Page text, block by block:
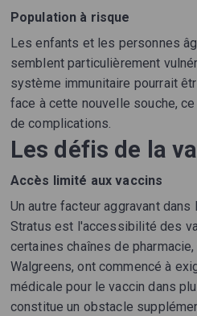
Population à risque
Les enfants et les personnes
semblent particulièrement
système immunitaire pourrait
face à cette nouvelle souche,
de complications.
Les défis de la
Accès limité aux vaccins
Un autre facteur aggravant
Stratus est l'accessibilité des
certaines chaînes de
Walgreens, ont commencé à
médicale pour le vaccin dans
constitue un obstacle